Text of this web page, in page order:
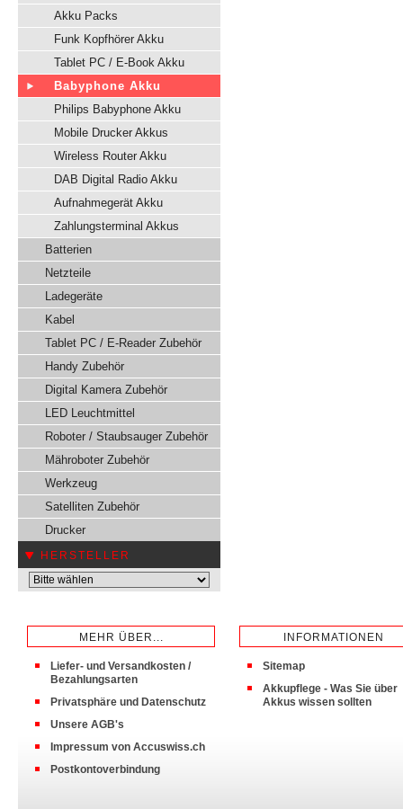
Akku Packs
Funk Kopfhörer Akku
Tablet PC / E-Book Akku
Babyphone Akku
Philips Babyphone Akku
Mobile Drucker Akkus
Wireless Router Akku
DAB Digital Radio Akku
Aufnahmegerät Akku
Zahlungsterminal Akkus
Batterien
Netzteile
Ladegeräte
Kabel
Tablet PC / E-Reader Zubehör
Handy Zubehör
Digital Kamera Zubehör
LED Leuchtmittel
Roboter / Staubsauger Zubehör
Mähroboter Zubehör
Werkzeug
Satelliten Zubehör
Drucker
HERSTELLER
MEHR ÜBER...
Liefer- und Versandkosten /
Bezahlungsarten
Privatsphäre und Datenschutz
Unsere AGB's
Impressum von Accuswiss.ch
Postkontoverbindung
INFORMATIONEN
Sitemap
Akkupflege - Was Sie über
Akkus wissen sollten